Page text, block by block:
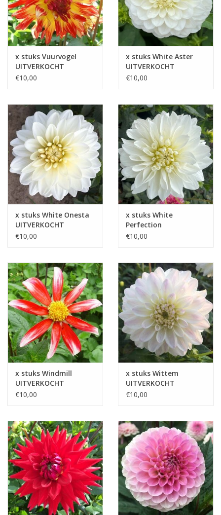
x stuks Vuurvogel
UITVERKOCHT
€10,00
x stuks White Aster
UITVERKOCHT
€10,00
x stuks White Onesta
UITVERKOCHT
€10,00
x stuks White
Perfection
UITVERKOCHT
€10,00
x stuks Windmill
UITVERKOCHT
€10,00
x stuks Wittem
UITVERKOCHT
€10,00